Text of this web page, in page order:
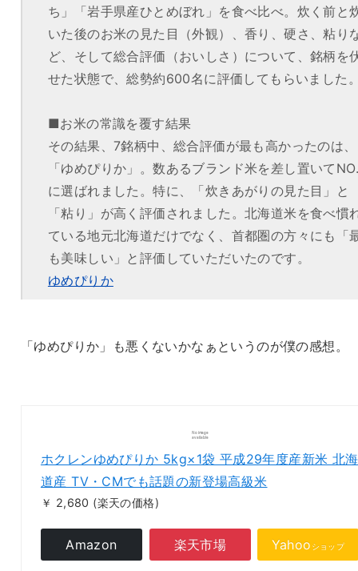
ち」「岩手県産ひとめぼれ」を食べ比べ。炊く前と
いた後のお米の見た目（外観）、香り、硬さ、粘り
ど、そして総合評価（おいしさ）について、銘柄を
せた状態で、総勢約600名に評価してもらいました
■お米の常識を覆す結果
その結果、7銘柄中、総合評価が最も高かったのは、
「ゆめぴりか」。数あるブランド米を差し置いて
に選ばれました。特に、「炊きあがりの見た目」と
「粘り」が高く評価されました。北海道米を食べ慣
ている地元北海道だけでなく、首都圏の方々にも「
も美味しい」と評価していただいたのです。
ゆめぴりか
「ゆめぴりか」も悪くないかなぁというのが僕の感想。
ホクレンゆめぴりか 5kg×1袋 平成29年度産新米 北海
道産 TV・CMでも話題の新登場高級米
￥ 2,680 (楽天の価格)
Amazon 楽天市場 Yahoo ショップ